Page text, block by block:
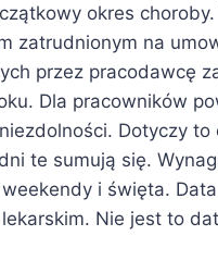
okres
zatrudnionym na
przez pracodawcę
Dla pracowników
Dotyczy
te sumują się.
i święta.
Nie jest to